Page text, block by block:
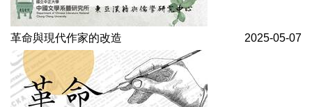
革命與現代作家的改造 2025-05-07